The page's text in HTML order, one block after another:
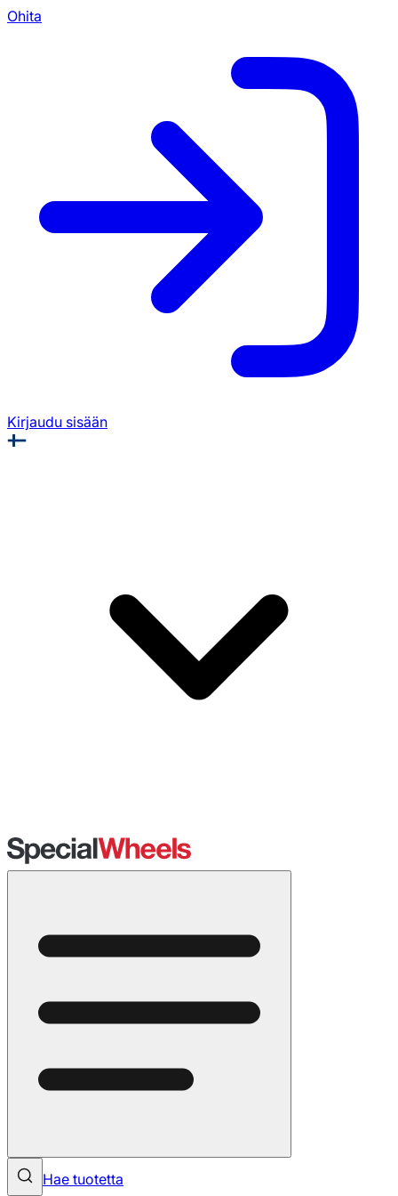
Ohita
Kirjaudu sisään
Hae tuotetta